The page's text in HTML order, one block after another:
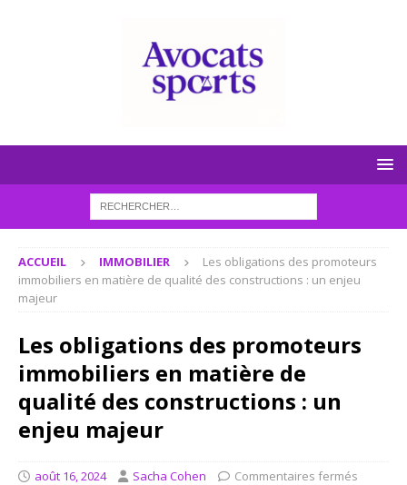
ACCUEIL IMMOBILIER
Les obligations des promoteurs
immobiliers en matière de qualité des constructions : un enjeu
majeur
Les obligations des promoteurs
immobiliers en matière de
qualité des constructions : un
enjeu majeur
août 16, 2024 Sacha Cohen Commentaires fermés